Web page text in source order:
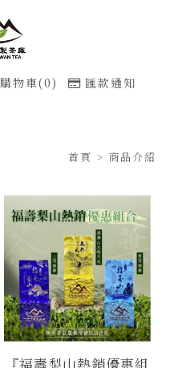
購物車(0) 匯款通知
首頁 > 商品介紹
『福壽梨山熱銷優惠組